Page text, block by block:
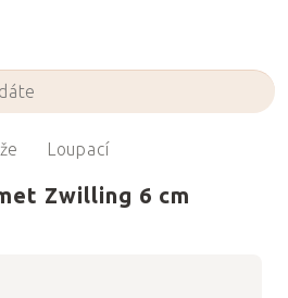
Loupací
Zwilling 6 cm